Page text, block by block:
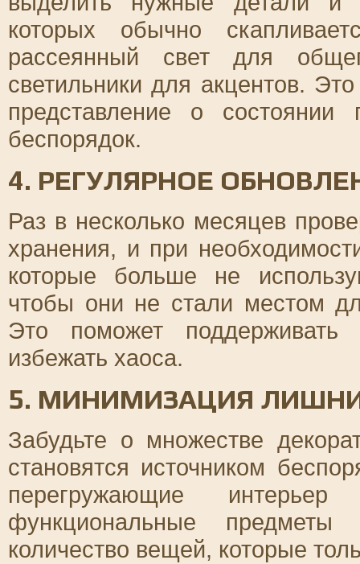
которых обычно
рассеянный свет для
светильники для акцентов.
представление о
беспорядок.
4. РЕГУЛЯРНОЕ
Раз в несколько месяцев
хранения, и при
которые больше не
чтобы они не стали местом
Это поможет поддерживать
избежать хаоса.
5. МИНИМИЗАЦИЯ
Забудьте о множестве
становятся источником
перегружающие
функциональные
количество вещей, которые